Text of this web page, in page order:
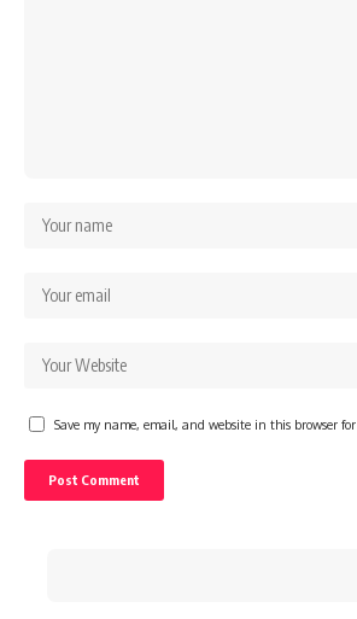
Save my name, email, and website in this browser